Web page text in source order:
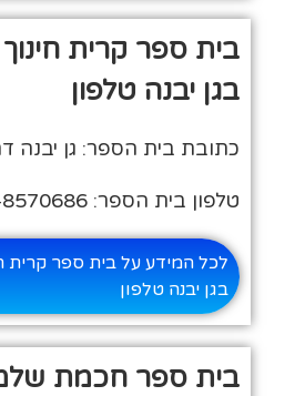
בית ספר קרית חינוך
בגן יבנה טלפון
כתובת בית הספר: גן יבנה
טלפון בית הספר: 08-8570686
לכל המידע על בית ספר קרית
בגן יבנה טלפון
בית ספר חכמת